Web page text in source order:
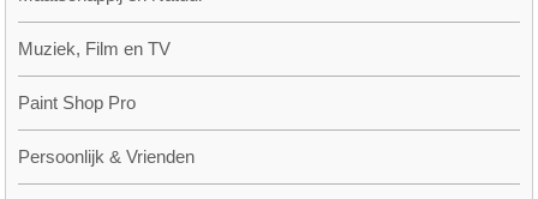
Muziek, Film en TV
Paint Shop Pro
Persoonlijk & Vrienden